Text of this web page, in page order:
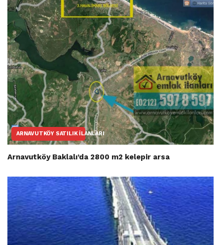
ARNAVUTKÖY SATILIK İLANLARI
Arnavutköy Baklalı’da 2800 m2 kelepir arsa